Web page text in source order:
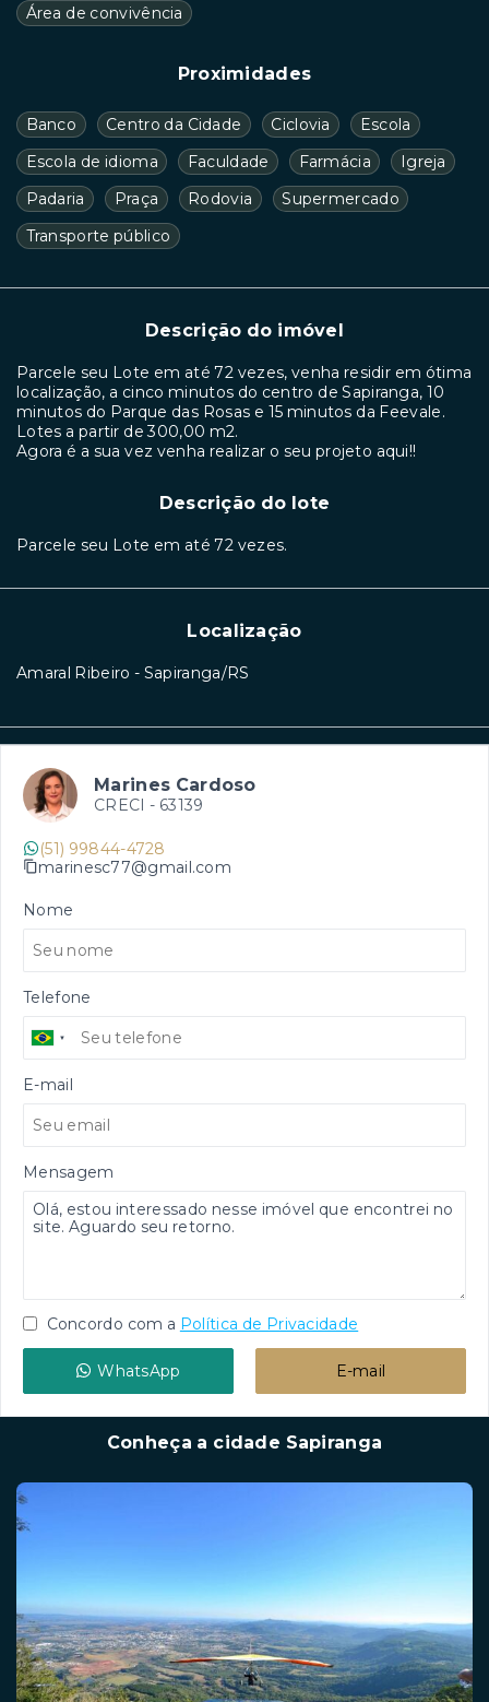
Área de convivência
Proximidades
Banco Centro da Cidade Ciclovia
Escola
Escola de idioma
Faculdade Farmácia
Igreja
Padaria
Praça Rodovia
Supermercado
Transporte público
Descrição do imóvel
Parcele seu Lote em até 72 vezes, venha residir em ótima
localização, a cinco minutos do centro de Sapiranga, 10
minutos do Parque das Rosas e 15 minutos da Feevale.
Lotes a partir de 300,00 m2.
Agora é a sua vez venha realizar o seu projeto aqui!!
Descrição do lote
Parcele seu Lote em até 72 vezes.
Localização
Amaral Ribeiro - Sapiranga/RS
Marines Cardoso
CRECI - 63139
(51) 99844-4728
marinesc77@gmail.com
Nome
Telefone
E-mail
Mensagem
Concordo com a Política de Privacidade
WhatsApp E-mail
Conheça a cidade Sapiranga